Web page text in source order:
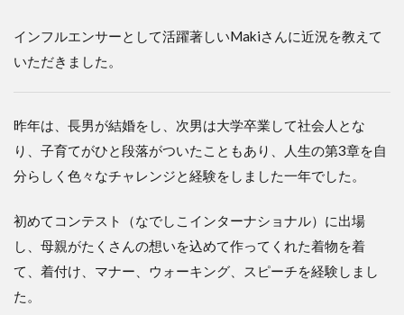
インフルエンサーとして活躍著しいMakiさんに近況を教えて
いただきました。
昨年は、長男が結婚をし、次男は大学卒業して社会人とな
り、子育てがひと段落がついたこともあり、人生の第3章を自
分らしく色々なチャレンジと経験をしました一年でした。
初めてコンテスト（なでしこインターナショナル）に出場
し、母親がたくさんの想いを込めて作ってくれた着物を着
て、着付け、マナー、ウォーキング、スピーチを経験しまし
た。